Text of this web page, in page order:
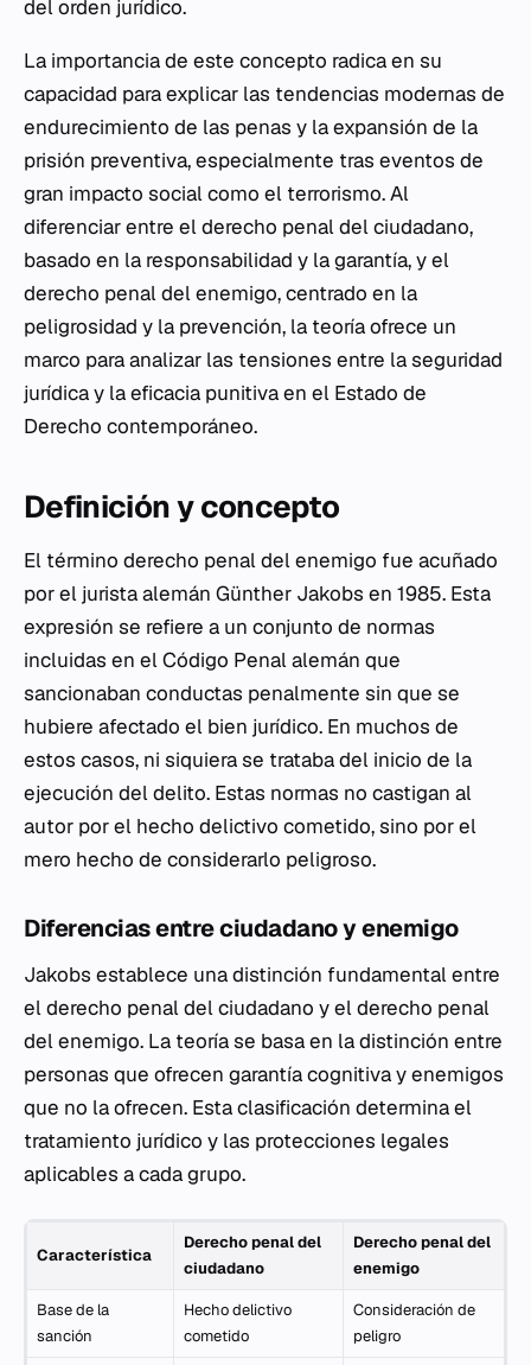
del orden jurídico.
La importancia de este concepto radica en su
capacidad para explicar las tendencias modernas de
endurecimiento de las penas y la expansión de la
prisión preventiva, especialmente tras eventos de
gran impacto social como el terrorismo. Al
diferenciar entre el derecho penal del ciudadano,
basado en la responsabilidad y la garantía, y el
derecho penal del enemigo, centrado en la
peligrosidad y la prevención, la teoría ofrece un
marco para analizar las tensiones entre la seguridad
jurídica y la eficacia punitiva en el Estado de
Derecho contemporáneo.
Definición y concepto
El término derecho penal del enemigo fue acuñado
por el jurista alemán Günther Jakobs en 1985. Esta
expresión se refiere a un conjunto de normas
incluidas en el Código Penal alemán que
sancionaban conductas penalmente sin que se
hubiere afectado el bien jurídico. En muchos de
estos casos, ni siquiera se trataba del inicio de la
ejecución del delito. Estas normas no castigan al
autor por el hecho delictivo cometido, sino por el
mero hecho de considerarlo peligroso.
Diferencias entre ciudadano y enemigo
Jakobs establece una distinción fundamental entre
el derecho penal del ciudadano y el derecho penal
del enemigo. La teoría se basa en la distinción entre
personas que ofrecen garantía cognitiva y enemigos
que no la ofrecen. Esta clasificación determina el
tratamiento jurídico y las protecciones legales
aplicables a cada grupo.
Característica
Derecho penal del
ciudadano
Derecho penal del
enemigo
Base de la
sanción
Hecho delictivo
cometido
Consideración de
peligro